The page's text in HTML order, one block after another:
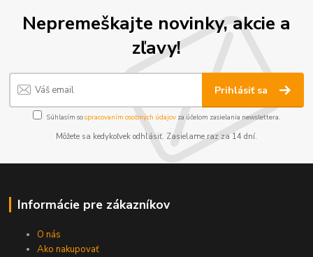
Nepremeškajte novinky, akcie a
zľavy!
Prihlásiť sa
Súhlasím sospracovaním osobných údajov za účelom zasielania newslettera.
Môžete sa kedykoľvek odhlásiť. Zasielame raz za 14 dní.
Informácie pre zákazníkov
O nás
Ako nakupovať